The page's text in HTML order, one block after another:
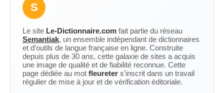
S
Le site Le-Dictionnaire.com fait partie du réseau
Semantiak, un ensemble indépendant de dictionnaires
et d’outils de langue française en ligne. Construite
depuis plus de 30 ans, cette galaxie de sites a acquis
une image de qualité et de fiabilité reconnue. Cette
page dédiée au mot fleureter s’inscrit dans un travail
régulier de mise à jour et de vérification éditoriale.